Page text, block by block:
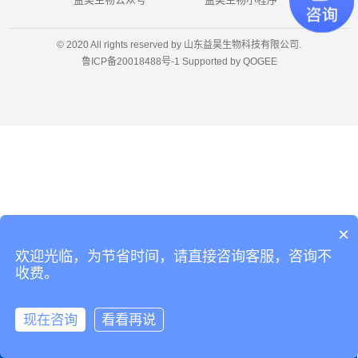
© 2020 All rights reserved by 山东益昊生物科技有限公司.
鲁ICP备20018488号-1 Supported by QOGEE
×
欢迎光临，为节省时间，请直接咨询客服，咨询不
收费。
现在咨询 看看再说